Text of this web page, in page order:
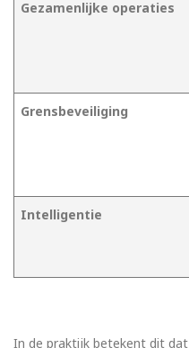
Gezamenlijke operaties
Grensbeveiliging
Intelligentie
In de praktijk betekent dit dat